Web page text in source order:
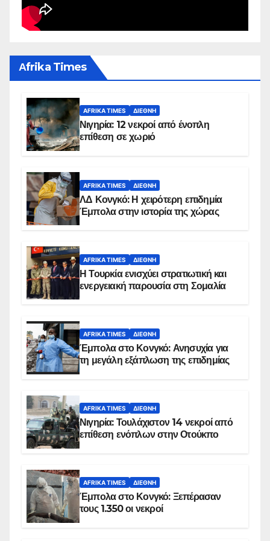
Αfrika Times
AFRIKA TIMES ΔΙΕΘΝΉ
Νιγηρία: 12 νεκροί από ένοπλη
επίθεση σε χωριό
AFRIKA TIMES ΔΙΕΘΝΉ
ΛΔ Κονγκό: Η χειρότερη επιδημία
Έμπολα στην ιστορία της χώρας
AFRIKA TIMES ΔΙΕΘΝΉ
Η Τουρκία ενισχύει στρατιωτική και
ενεργειακή παρουσία στη Σομαλία
AFRIKA TIMES ΔΙΕΘΝΉ
Έμπολα στο Κονγκό: Ανησυχία για
τη μεγάλη εξάπλωση της επιδημίας
AFRIKA TIMES ΔΙΕΘΝΉ
Νιγηρία: Τουλάχιστον 14 νεκροί από
επίθεση ενόπλων στην Οτούκπο
AFRIKA TIMES ΔΙΕΘΝΉ
Έμπολα στο Κονγκό: Ξεπέρασαν
τους 1.350 οι νεκροί